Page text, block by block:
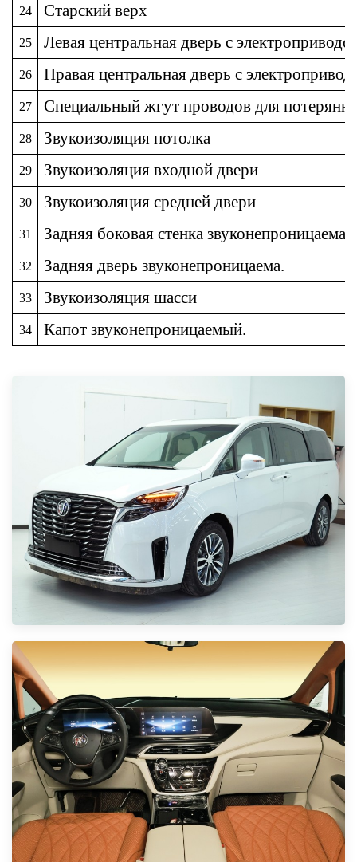
24 Старский верх
25 Левая центральная дверь с
26 Правая центральная дверь с
27 Специальный жгут проводов для
28 Звукоизоляция потолка
29 Звукоизоляция входной двери
30 Звукоизоляция средней двери
31 Задняя боковая стенка звуконепроницаема.
32 Задняя дверь звуконепроницаема.
33 Звукоизоляция шасси
34 Капот звуконепроницаемый.